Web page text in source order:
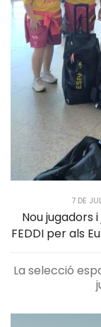
7 DE
Nou jugadors
FEDDI per als
La selecció